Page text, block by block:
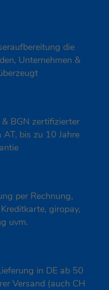
die
Unternehmen &
BGN zertifizierter
AT, bis zu 10 Jahre
per Rechnung,
giropay,
uvm.
in DE ab 50
Versand (auch CH